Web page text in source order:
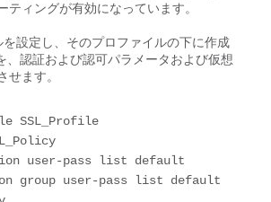
ティングが有効になっています。
設定し、そのプロファイルの下に作成
、認証および認可パラメータおよび仮想
せます。
SSL_Profile
user-pass list default